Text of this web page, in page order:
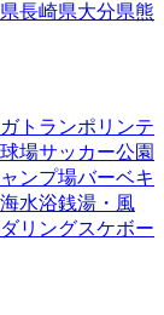
長崎県大分県熊
トランポリンテ
場サッカー公園
ンプ場バーベキ
海水浴銭湯・風
リングスケボー